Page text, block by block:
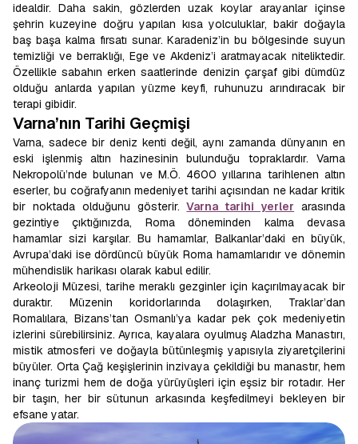
idealdir. Daha sakin, gözlerden uzak koylar arayanlar içinse
şehrin kuzeyine doğru yapılan kısa yolculuklar, bakir doğayla
baş başa kalma fırsatı sunar. Karadeniz’in bu bölgesinde suyun
temizliği ve berraklığı, Ege ve Akdeniz’i aratmayacak niteliktedir.
Özellikle sabahın erken saatlerinde denizin çarşaf gibi dümdüz
olduğu anlarda yapılan yüzme keyfi, ruhunuzu arındıracak bir
terapi gibidir.
Varna’nın Tarihi Geçmişi
Varna, sadece bir deniz kenti değil, aynı zamanda dünyanın en
eski işlenmiş altın hazinesinin bulunduğu topraklardır. Varna
Nekropolü’nde bulunan ve M.Ö. 4600 yıllarına tarihlenen altın
eserler, bu coğrafyanın medeniyet tarihi açısından ne kadar kritik
bir noktada olduğunu gösterir.Varna tarihi yerler arasında
gezintiye çıktığınızda, Roma döneminden kalma devasa
hamamlar sizi karşılar. Bu hamamlar, Balkanlar’daki en büyük,
Avrupa’daki ise dördüncü büyük Roma hamamlarıdır ve dönemin
mühendislik harikası olarak kabul edilir.
Arkeoloji Müzesi, tarihe meraklı gezginler için kaçırılmayacak bir
duraktır. Müzenin koridorlarında dolaşırken, Traklar’dan
Romalılara, Bizans’tan Osmanlı’ya kadar pek çok medeniyetin
izlerini sürebilirsiniz. Ayrıca, kayalara oyulmuş Aladzha Manastırı,
mistik atmosferi ve doğayla bütünleşmiş yapısıyla ziyaretçilerini
büyüler. Orta Çağ keşişlerinin inzivaya çekildiği bu manastır, hem
inanç turizmi hem de doğa yürüyüşleri için eşsiz bir rotadır. Her
bir taşın, her bir sütunun arkasında keşfedilmeyi bekleyen bir
efsane yatar.